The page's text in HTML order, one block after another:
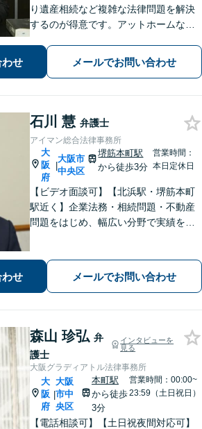
り遺産相続など複雑な法律問題を解決
するのが得意です。アットホームな事
い。丁寧にお話をうがかい、最後まで
寄り添ってサポートします。
せ メールでお問い合わせ
石川 慧 弁護士
アイマン総合法律事務所
大
阪
府
|
大阪市
中央区
堺筋本町駅
から徒歩3分
営業時間：
本日定休日
【ビデオ面談可】【北浜駅・堺筋本町
駅近く】企業法務・相続問題・不動産
問題をはじめ、幅広い分野で実績を積
ます。初回相談時に、費用や方針につ
いてわかりやすくご説明します。
せ メールでお問い合わせ
森山 珍弘 弁
護士
インタビューを
見る
大阪グラディアトル法律事務所
大
阪
府
|
大阪
市中
央区
本町駅
から徒歩
3分
営業時間：00:00~
23:59（土日祝日）
【電話相談可】【土日祝夜間対応可】